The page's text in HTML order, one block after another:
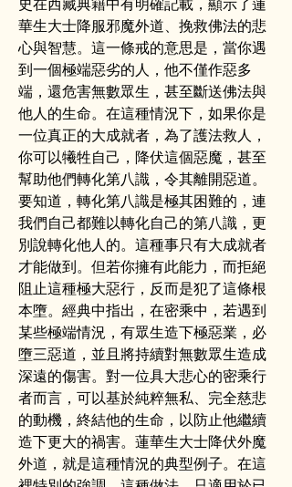
華生大士降服邪魔外道、挽救佛法的悲
心與智慧。這一條戒的意思是，當你遇
到一個極端惡劣的人，他不僅作惡多
端，還危害無數眾生，甚至斷送佛法與
他人的生命。在這種情況下，如果你是
一位真正的大成就者，為了護法救人，
你可以犧牲自己，降伏這個惡魔，甚至
幫助他們轉化第八識，令其離開惡道。
要知道，轉化第八識是極其困難的，連
我們自己都難以轉化自己的第八識，更
別說轉化他人的。這種事只有大成就者
才能做到。但若你擁有此能力，而拒絕
阻止這種極大惡行，反而是犯了這條根
本墮。經典中指出，在密乘中，若遇到
某些極端情況，有眾生造下極惡業，必
墮三惡道，並且將持續對無數眾生造成
深遠的傷害。對一位具大悲心的密乘行
者而言，可以基於純粹無私、完全慈悲
的動機，終結他的生命，以防止他繼續
造下更大的禍害。蓮華生大士降伏外魔
外道，就是這種情況的典型例子。在這